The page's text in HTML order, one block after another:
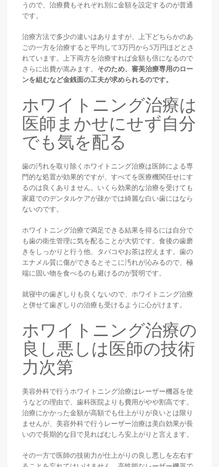
うので、治療費もそれぞれ別に金額を設定するのが普通
です。
治療方法で多少の違いはありますが、上下どちらかのあ
ごの一方を治療すると平均して3万円から5万円ほどとさ
れています。上下両方を治療すれば金額も倍になるので
さらに出費が嵩みます。 そのため、審美治療専用のロー
ンを組むなど金銭面の工夫が求められるのです。
ホワイトニング治療は
医師まかせにせず自分
でも気を配る
歯の汚れを取り除くホワイトニング治療は医師による専
門的な処置が効果的ですが、すべてを医療機関任せにす
るのは良くありません。いくら効果的な治療を受けても
家庭でのデンタルケアが疎かでは綺麗な白い歯にはなら
ないのです。
ホワイトニング治療で満足できる結果を得るには自分で
も歯の衛生管理に気を配ることが大切です。食後の歯磨
きをしっかりと行う他、タバコやお茶は控えます。歯の
エナメル質に傷ができるとそこに汚れが沁みるので、極
端に固い物を食べるのも避けるのが賢明です。
就寝中の歯ぎしりも良くないので、ホワイトニング治療
と併せて歯ぎしりの治療も受けるように心がけます。
ホワイトニング治療の
良し悪しは医師の技術
力次第
美容外科で行うホワイトニング治療はレーザー機器を使
うなどの理由で、歯科医院よりも費用がやや割高です。
治療にかかった金額が高額でも仕上がりが良いとは限り
ませんが、美容外科で行うレーザー治療は美白効果が長
いので長期的な目で見ればむしろ安上がりと言えます。
その一方で医師の技術力が仕上がりの良し悪しを左右す